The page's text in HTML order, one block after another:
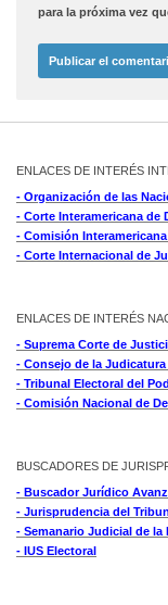
para la próxima vez
ENLACES DE INTERÉS
- Organización de las
- Corte Interamericana de
- Comisión
- Corte Internacional de
ENLACES DE INTERÉS
- Suprema Corte de
- Consejo de la Judicatura
- Tribunal Electoral del
- Comisión Nacional de
BUSCADORES DE
- Buscador Jurídico
- Jurisprudencia del
- Semanario Judicial de la
- IUS Electoral